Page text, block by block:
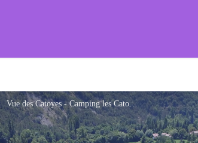
Baronnies Provençales
Vue des Catoyes - Camping les Catoyes